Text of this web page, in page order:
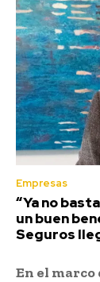
Empresas
“Ya no
un buen
Seguros
En el